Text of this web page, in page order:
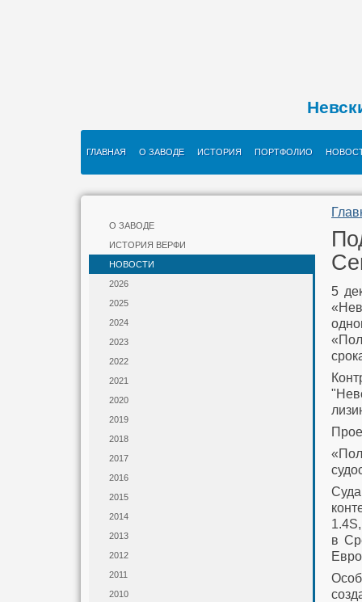
ГЛАВНАЯ О ЗАВОДЕ ИСТОРИЯ ПОРТФОЛИО
О ЗАВОДЕ
ИСТОРИЯ ВЕРФИ
НОВОСТИ
2026
2025
2024
2023
2022
2021
2020
2019
2018
2017
2016
2015
2014
2013
2012
2011
2010
5
в